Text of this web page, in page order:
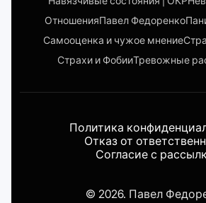
ОтношенияПавел Федоренко
Самооценка и чужое мнение
Страхи и ФобииТревожные
Политика
Отказ от
Согласие с
© 2026. Павел